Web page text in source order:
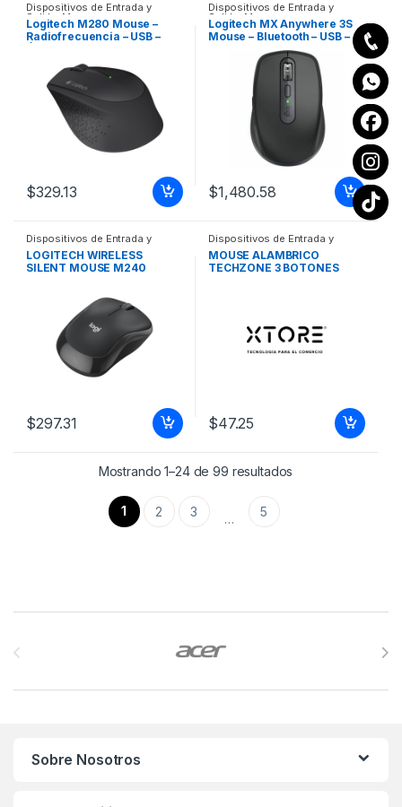
Dispositivos de Entrada y
Salida Mouse
Logitech M280 Mouse –
Radiofrecuencia – USB –
– Inalámbrico – 1000 dpi –
Rueda de desplazamiento
MOUSE LOGITECH M280
NEGROOPTICO
INALAMBRICO
$329.13
Dispositivos de Entrada y
Salida Mouse
Logitech MX Anywhere 3S
Mouse – Bluetooth – USB –
Darkfield – Grafito –
Inalámbrico – Recargable –
8000 dpi – Rueda de
desplazamiento MOUSE
LOGITECH MX ANYWHERE 3
$1,480.58
Dispositivos de Entrada y
Salida,Mouse
LOGITECH WIRELESS
SILENT MOUSE M240
$297.31
Dispositivos de Entrada y
Salida,Mouse
MOUSE ALAMBRICO
TECHZONE 3 BOTONES
1200 DPI LONGITUD DEL
CABLE 1.5
$47.25
Mostrando 1–24 de 99 resultados
1 2 3 … 5
Sobre Nosotros